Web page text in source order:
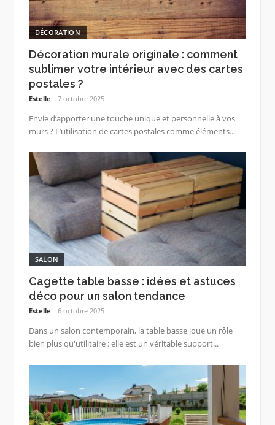
DÉCORATION
Décoration murale originale : comment
sublimer votre intérieur avec des cartes
postales ?
Estelle 7 octobre 2025
Envie d’apporter une touche unique et personnelle à vos
murs ? L’utilisation de cartes postales comme éléments...
SALON
Cagette table basse : idées et astuces
déco pour un salon tendance
Estelle 6 octobre 2025
Dans un salon contemporain, la table basse joue un rôle
bien plus qu'utilitaire : elle est un véritable support...